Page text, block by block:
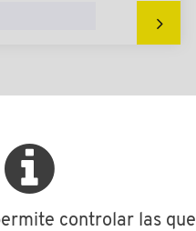
controlar las